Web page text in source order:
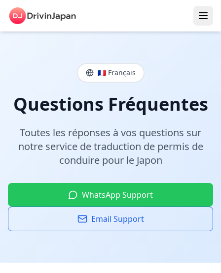
🇫🇷 Français
Questions Fréquentes
Toutes les réponses à vos questions sur
notre service de traduction de permis de
conduire pour le Japon
WhatsApp Support
Email Support